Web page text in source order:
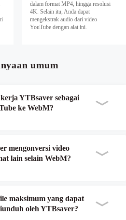
dalam format MP4, hingga resolusi
4K. Selain itu, Anda dapat
mengekstrak audio dari video
YouTube dengan alat ini.
umum
YTBsaver sebagai
ke WebM?
mengonversi video
lain selain WebM?
maksimum yang dapat
oleh YTBsaver?